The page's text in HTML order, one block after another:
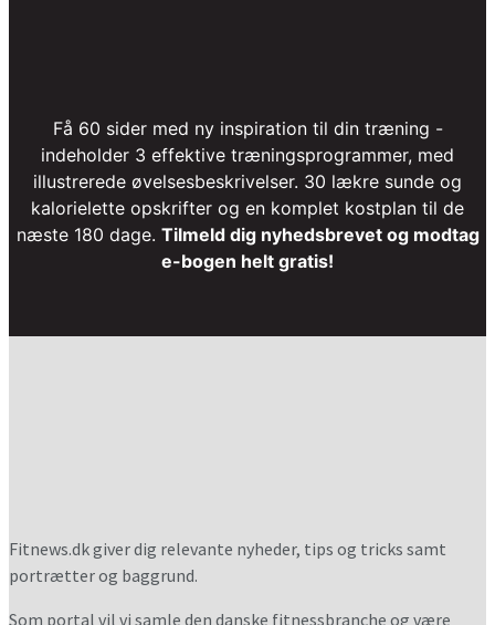
Få 60 sider med ny inspiration til din træning -
indeholder 3 effektive træningsprogrammer, med
illustrerede øvelsesbeskrivelser. 30 lækre sunde og
kalorielette opskrifter og en komplet kostplan til de
næste 180 dage. Tilmeld dig nyhedsbrevet og modtag
e-bogen helt gratis!
Fitnews.dk giver dig relevante nyheder, tips og tricks samt
portrætter og baggrund.
Som portal vil vi samle den danske fitnessbranche og være